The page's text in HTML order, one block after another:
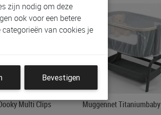
Multi Clips Muggennet Titaniumbaby
zijn nodig om deze
ook voor een betere
van cookies je
Bevestigen